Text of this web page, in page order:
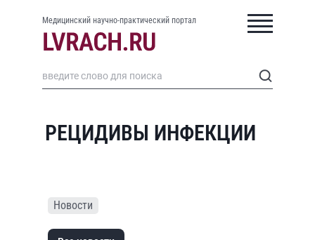
Медицинский научно-практический портал
РЕЦИДИВЫ ИНФЕКЦИИ
Новости